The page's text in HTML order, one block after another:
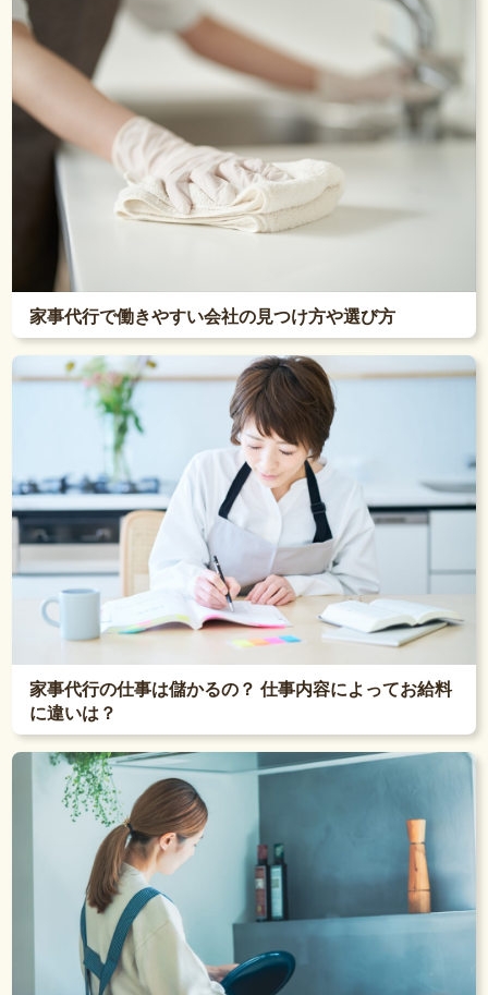
家事代行で働きやすい会社の見つけ方や選び方
家事代行の仕事は儲かるの？ 仕事内容によってお給料
に違いは？